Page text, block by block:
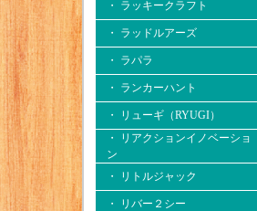
・ ラッキークラフト
・ ラッドルアーズ
・ ラパラ
・ ランカーハント
・ リューギ（RYUGI）
・ リアクションイノベーショ
ン
・ リトルジャック
・ リバー２シー